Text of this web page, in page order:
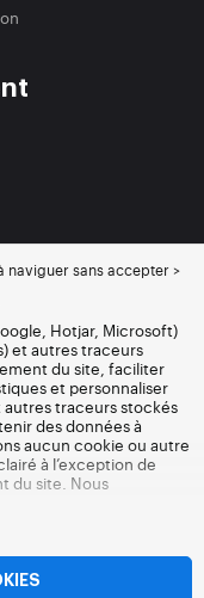
naviguer sans accepter >
Hotjar, Microsoft)
et autres traceurs
du site, faciliter
et personnaliser
autres traceurs stockés
des données à
aucun cookie ou autre
à l’exception de
du site. Nous
pouvez retirer votre
sur la
Le refus ne fait pas
plus d’informations,